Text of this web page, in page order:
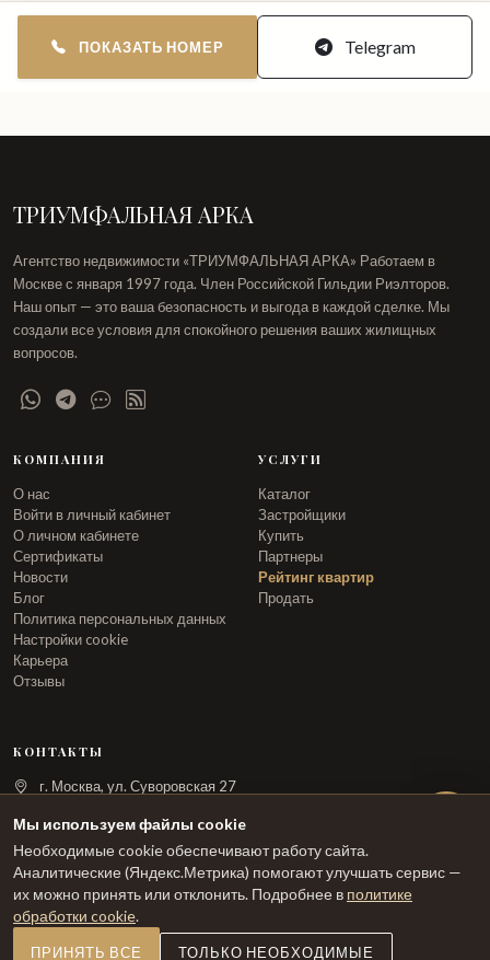
ПОКАЗАТЬ НОМЕР Telegram
ТРИУМФАЛЬНАЯ АРКА
Агентство недвижимости «ТРИУМФАЛЬНАЯ АРКА» Работаем в
Москве с января 1997 года. Член Российской Гильдии Риэлторов.
Наш опыт — это ваша безопасность и выгода в каждой сделке. Мы
создали все условия для спокойного решения ваших жилищных
вопросов.
КОМПАНИЯ
О нас
Войти в личный кабинет
О личном кабинете
Сертификаты
Новости
Блог
Политика персональных данных
Настройки cookie
Карьера
Отзывы
УСЛУГИ
Каталог
Застройщики
Купить
Партнеры
Рейтинг квартир
Продать
КОНТАКТЫ
г. Москва, ул. Суворовская 27
ЗАКАЗАТЬ ЗВОНОК
Мы используем файлы cookie
Необходимые cookie обеспечивают работу сайта.
Аналитические (Яндекс.Метрика) помогают улучшать сервис —
их можно принять или отклонить. Подробнее в политике
обработки cookie.
ПРИНЯТЬ ВСЕ ТОЛЬКО НЕОБХОДИМЫЕ